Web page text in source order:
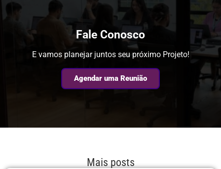
Fale Conosco
E vamos planejar juntos seu próximo Projeto!
Agendar uma Reunião
Mais posts